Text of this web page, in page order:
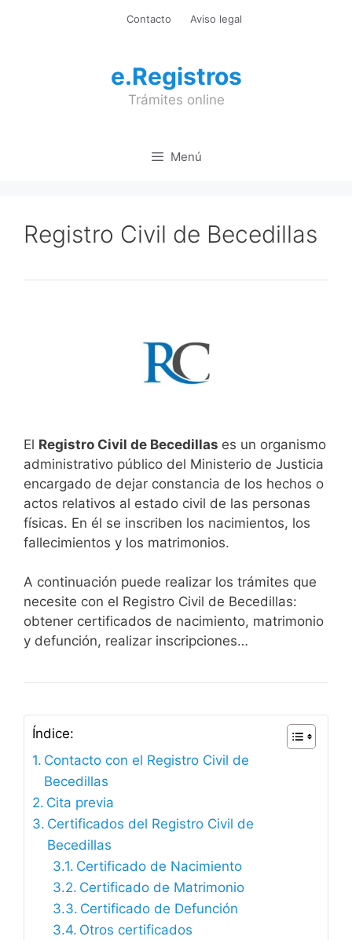
Contacto Aviso legal
e.Registros
Trámites online
Menú
Registro Civil de Becedillas
El Registro Civil de Becedillas es un organismo
administrativo público del Ministerio de Justicia
encargado de dejar constancia de los hechos o
actos relativos al estado civil de las personas
físicas. En él se inscriben los nacimientos, los
fallecimientos y los matrimonios.
A continuación puede realizar los trámites que
necesite con el Registro Civil de Becedillas:
obtener certificados de nacimiento, matrimonio
y defunción, realizar inscripciones…
Índice:
Contacto con el Registro Civil de
Becedillas
Cita previa
Certificados del Registro Civil de
Becedillas
Certificado de Nacimiento
Certificado de Matrimonio
Certificado de Defunción
Otros certificados